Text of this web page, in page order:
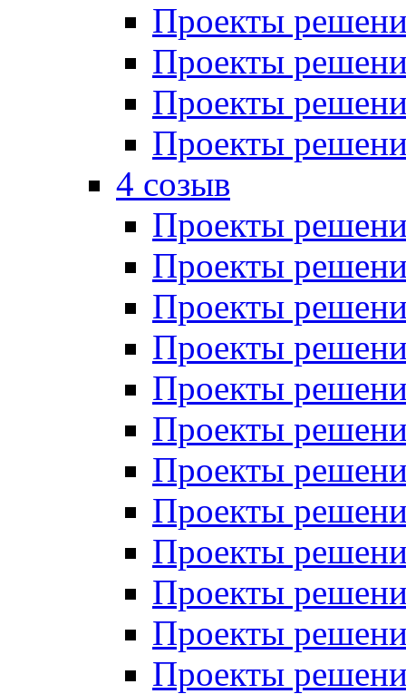
Проекты
Проекты
Проекты
Проекты
4 созыв
Проекты
Проекты
Проекты
Проекты
Проекты
Проекты
Проекты
Проекты
Проекты
Проекты
Проекты
Проекты